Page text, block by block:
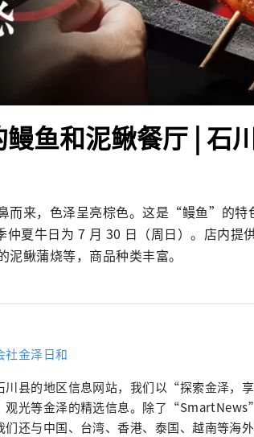
鱼和泥鳅餐厅 | 石
而来，色泽呈亮棕色。这是“鳗鱼”的特
仲夏牛日为 7 月 30 日（周日）。店内提
泥鳅蒲烧等，商品种类丰富。
社金泽日和
川县的地区信息网站，我们以“探索金泽，
观光等金泽的精选信息。除了
们还与中国、台湾、香港、泰国、越南等海